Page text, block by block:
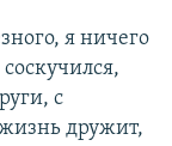
я ничего
с
дружит,